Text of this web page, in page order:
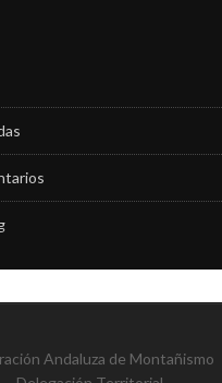
Andaluza de Montañismo